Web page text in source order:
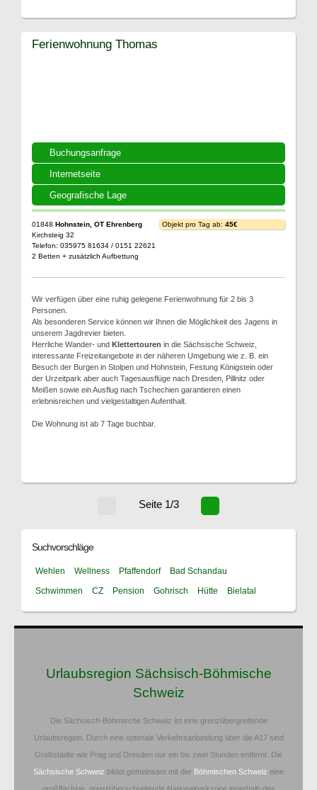
Buchungsanfrage
Internetseite
Geografische Lage
Ferienwohnung Thomas
01848 Hohnstein, OT Ehrenberg
Kirchsteig 32
Telefon: 035975 81634 / 0151 22621
2 Betten + zusätzlich Aufbettung
Objekt pro Tag ab: 45€
Wir verfügen über eine ruhig gelegene Ferienwohnung für 2 bis 3
Personen.
Als besonderen Service können wir Ihnen die Möglichkeit des Jagens in
unserem Jagdrevier bieten.
Herrliche Wander- und Klettertouren in die Sächsische Schweiz,
interessante Freizeitangebote in der näheren Umgebung wie z. B. ein
Besuch der Burgen in Stolpen und Hohnstein, Festung Königstein oder
der Urzeitpark aber auch Tagesausflüge nach Dresden, Pillnitz oder
Meißen sowie ein Ausflug nach Tschechien garantieren einen
erlebnisreichen und vielgestaltigen Aufenthalt.
Die Wohnung ist ab 7 Tage buchbar.
Seite 1/3
Suchvorschläge
Wehlen Wellness Pfaffendorf
Bad Schandau
Schwimmen
CZ Pension Gohrisch Hütte Bielatal
Urlaubsregion Sächsisch-Böhmische
Schweiz
Die Sächsisch-Böhmische Schweiz ist eine grenzübergreifende
Urlaubsregion. Durch eine optimale Verkehrsanbindung über die A17 sind
Großstädte wie Prag und Dresden nur ein bis zwei Stunden entfernt. Die
Sächsische Schweiz bildet gemeinsam mit der Böhmischen Schweiz eine